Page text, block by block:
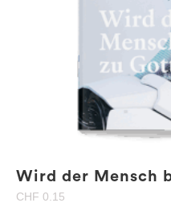
Wird der Mensch
CHF 0.15